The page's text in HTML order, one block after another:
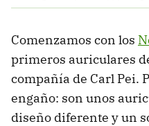
Comenzamos con los
primeros auriculares
compañía de Carl Pei.
engaño: son unos
diseño diferente y un